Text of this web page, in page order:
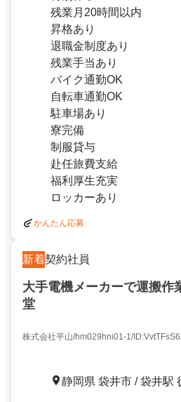
残業月20時間以内
昇格あり
退職金制度あり
残業手当あり
バイク通勤OK
自転車通勤OK
駐車場あり
寮完備
制服貸与
赴任旅費支給
福利厚生充実
ロッカーあり
かんたん応募
新着契約社員
大手電機メーカーで運搬作
堂
株式会社平山/hm029hni01-1/
静岡県 袋井市 / 袋井駅